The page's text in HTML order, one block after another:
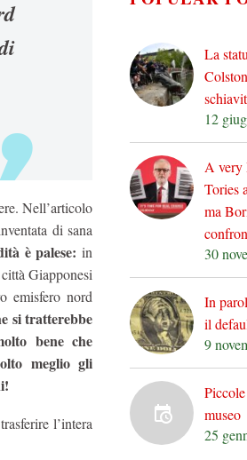
Nell’articolo
di sana
è palese: in
Giapponesi
emisfero nord
si tratterebbe
bene che
meglio gli
l’intera
La
12
A very
Tories
ma
30
In
il
9
museo
25